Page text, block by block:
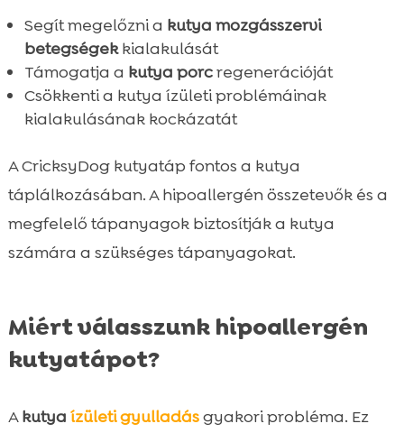
Segít megelőzni a kutya mozgásszervi
betegségekkialakulását
Támogatja a kutya porcregenerációját
Csökkenti a kutya ízületi problémáinak
kialakulásának kockázatát
A CricksyDog kutyatáp fontos a kutya
táplálkozásában. A hipoallergén összetevők és a
megfelelő tápanyagok biztosítják a kutya
számára a szükséges tápanyagokat.
Miért válasszunk hipoallergén
kutyatápot?
Akutya ízületi gyulladásgyakori probléma. Ez